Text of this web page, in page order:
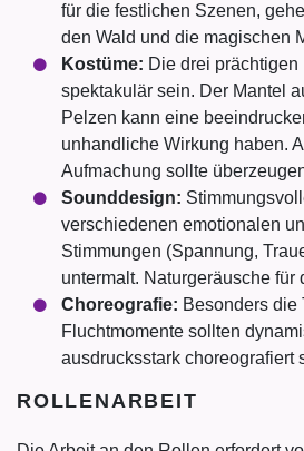
für die festlichen Szenen,
den Wald und die magischen
Kostüme: Die drei
spektakulär sein. Der Mantel
Pelzen kann eine
unhandliche Wirkung haben.
Aufmachung sollte
Sounddesign:
verschiedenen emotionalen
Stimmungen (Spannung,
untermalt. Naturgeräusche für
Choreografie: Besonders die
Fluchtmomente sollten
ausdrucksstark choreografiert
ROLLENARBEIT